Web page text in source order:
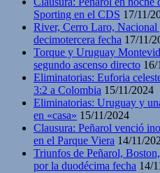
Sporting en el CDS 17/11/
River, Cerro Laro, Nacional
decimotercera fecha 17/11/
Torque y Uruguay
segundo ascenso directo 16/
Eliminatorias: Euforia
3:2 a Colombia 15/11/2024
Eliminatorias: Uruguay y
en «casa» 15/11/2024
Clausura: Peñarol venció
en el Parque Viera 14/11/
Triunfos de Peñarol,
por la duodécima fecha 14/